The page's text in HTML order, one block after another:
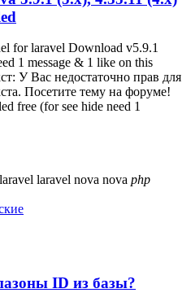
for laravel Download v5.9.1
1 message & 1 like on this
У Вас недостаточно прав для
Посетите тему на форуме!
free (for see hide need 1
laravel laravel nova nova php
ID из базы?